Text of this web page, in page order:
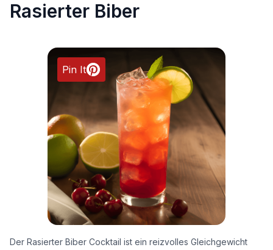
Rasierter Biber
Pin It
Der Rasierter Biber Cocktail ist ein reizvolles Gleichgewicht